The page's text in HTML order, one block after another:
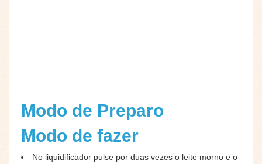
Modo de Preparo
Modo de fazer
No liquidificador pulse por duas vezes o leite morno e o